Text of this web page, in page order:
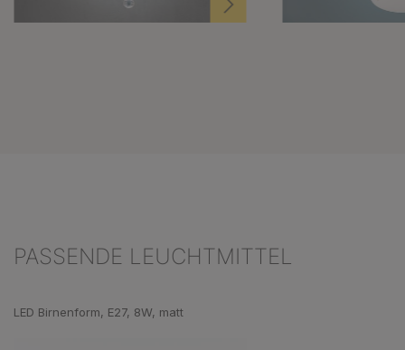
PASSENDE LEUCHTMITTEL
LED Birnenform, E27, 8W, matt